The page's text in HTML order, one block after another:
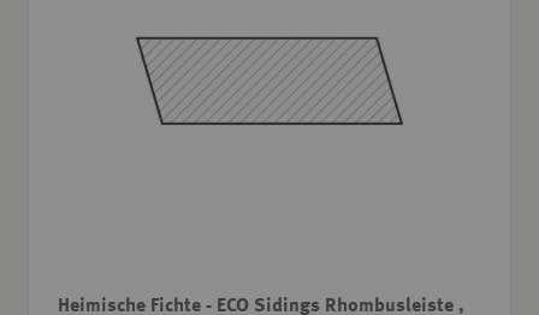
Heimische Fichte - ECO Sidings Rhombusleiste ,